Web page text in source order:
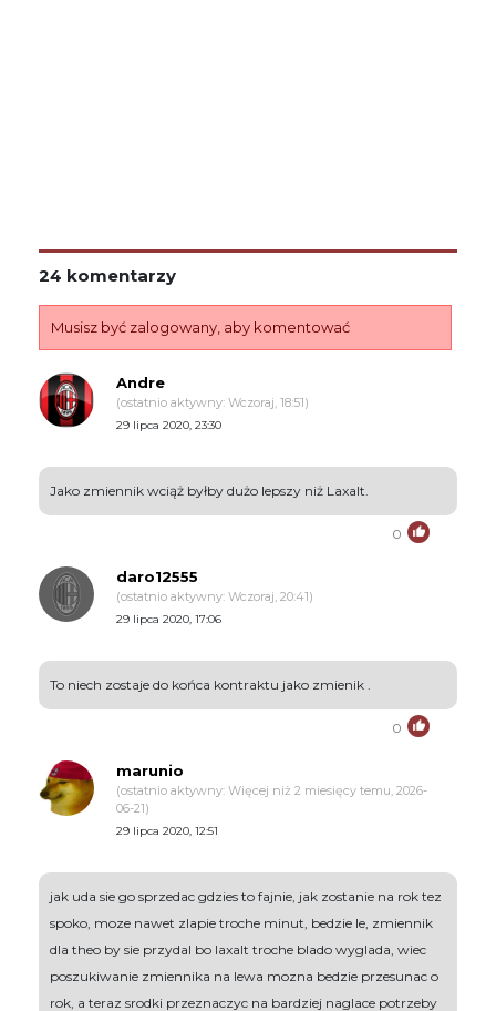
24 komentarzy
Musisz być zalogowany, aby komentować
Andre
(ostatnio aktywny: Wczoraj, 18:51)
29 lipca 2020, 23:30
Jako zmiennik wciąż byłby dużo lepszy niż Laxalt.
0
daro12555
(ostatnio aktywny: Wczoraj, 20:41)
29 lipca 2020, 17:06
To niech zostaje do końca kontraktu jako zmienik .
0
marunio
(ostatnio aktywny: Więcej niż 2 miesięcy temu, 2026-
06-21)
29 lipca 2020, 12:51
jak uda sie go sprzedac gdzies to fajnie, jak zostanie na rok tez
spoko, moze nawet zlapie troche minut, bedzie le, zmiennik
dla theo by sie przydal bo laxalt troche blado wyglada, wiec
poszukiwanie zmiennika na lewa mozna bedzie przesunac o
rok, a teraz srodki przeznaczyc na bardziej naglace potrzeby